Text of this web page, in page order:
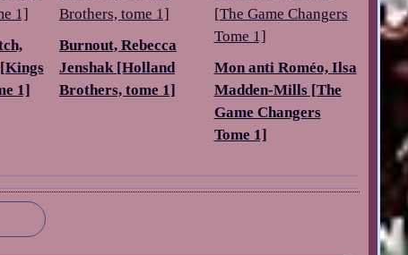
1]
Burnout, Rebecca
Jenshak [Holland
Brothers, tome 1]
Mon anti Roméo, Ilsa
Madden-Mills [The
Game Changers
Tome 1]